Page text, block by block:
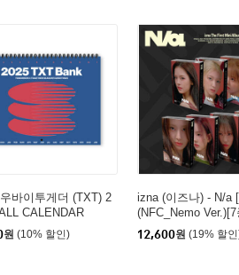
바이투게더 (TXT) 2
CALENDAR
원 (10% 할인)
izna (이즈나) - N/a
(NFC_Nemo
랜덤발송]
12,600원 (19% 할